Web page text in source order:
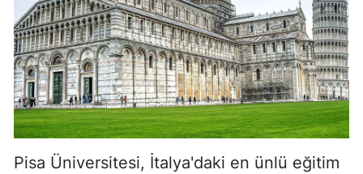
Pisa Üniversitesi, İtalya'daki en ünlü eğitim